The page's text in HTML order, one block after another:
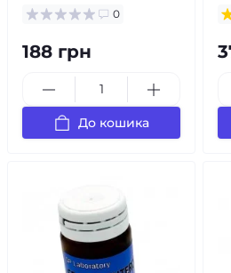
0
188 грн
До кошика